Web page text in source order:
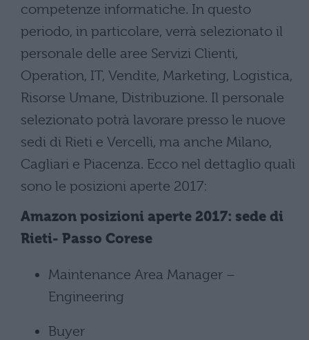
competenze informatiche. In questo
periodo, in particolare, verrà selezionato il
personale delle aree Servizi Clienti,
Operation, IT, Vendite, Marketing, Logistica,
Risorse Umane, Distribuzione. Il personale
selezionato potrà lavorare presso le nuove
sedi di Rieti e Vercelli, ma anche Milano,
Cagliari e Piacenza. Ecco nel dettaglio quali
sono le posizioni aperte 2017:
Amazon posizioni aperte 2017: sede di
Rieti- Passo Corese
Maintenance Area Manager –
Engineering
Buyer